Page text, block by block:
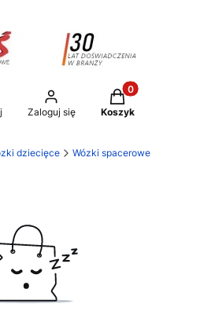
wyszukiwarkę
Zaloguj się
Produkty w
Koszyk
dziecięce Wózki spacerowe